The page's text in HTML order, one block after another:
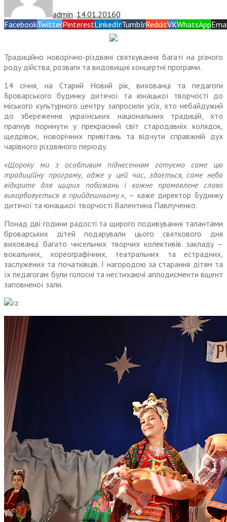
admin — 14.01.20160
FacebookTwitterPinterestLinkedInTumblrRedditVKWhatsApp
Традиційно новорічно-різдвяні святкування багаті на різного
роду дійства, розваги та видовищні концертні програми.
14 січня, на Старий Новий рік, вихованці та педагоги
Броварського будинку дитячої та юнацької творчості до
міського культурного центру запросили усіх, хто небайдужий
до збереження українських національних традицій, хто
прагнув поринути у прекрасний світ стародавніх колядок,
щедрівок, новорічних привітань та відчути справжній дух
чарівного різдвяного періоду.
«Щороку ми з особливим піднесенням готуємо саме цю
традиційну програму, адже у цей час, здається, саме небо
відкрите для щирих побажань і кожне промовлене слово
викарбовується в прийдешньому.», – каже директор Будинку
дитячої та юнацької творчості Валентина Павлученко.
Понад дві години радості та щирого подивування талантами
броварських дітей подарували цього святкового дня
вихованці багато чисельних творчих колективів закладу –
вокальних, хореографічних, театральних та естрадних,
заслужених та початківців. І нагородою за старання дітям та
їх педагогам були голосні та нестихаючі аплодисменти вщент
заповненої зали.